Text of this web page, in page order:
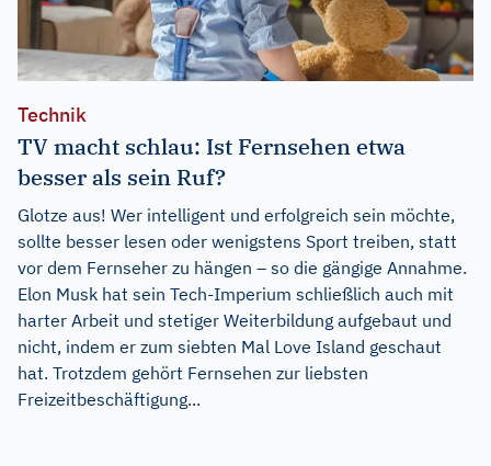
Technik
TV macht schlau: Ist Fernsehen etwa
besser als sein Ruf?
Glotze aus! Wer intelligent und erfolgreich sein möchte,
sollte besser lesen oder wenigstens Sport treiben, statt
vor dem Fernseher zu hängen – so die gängige Annahme.
Elon Musk hat sein Tech-Imperium schließlich auch mit
harter Arbeit und stetiger Weiterbildung aufgebaut und
nicht, indem er zum siebten Mal Love Island geschaut
hat. Trotzdem gehört Fernsehen zur liebsten
Freizeitbeschäftigung...